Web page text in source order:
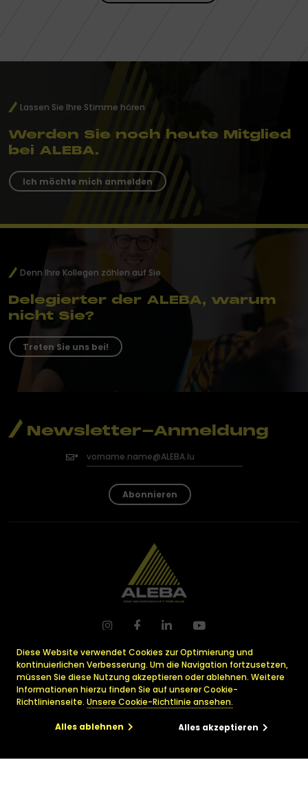
Lassen Sie Ihre Stimme hören
Werden Sie noch heute Mitglied
bei ALEBA.
Ich möchte mich anmelden
Denn Ihre Kollegen zählen auf Sie
Delegierter der ALEBA, warum
nicht Sie?
Treten Sie uns bei!
Newsletter-Anmeldung
Abonnieren
AssociationLuxembourgeoise
pour tous lesEmployés
ayantBesoin d’Assistance
29, avenue Monterey
Diese Website verwendet Cookies zur Optimierung und
kontinuierlichen Verbesserung. Um die Navigation fortzusetzen,
müssen Sie diese Nutzung akzeptieren oder ablehnen. Weitere
Informationen hierzu finden Sie auf unserer Cookie-
Richtlinienseite. Unsere Cookie-Richtlinie ansehen.
Alles akzeptieren
Alles ablehnen